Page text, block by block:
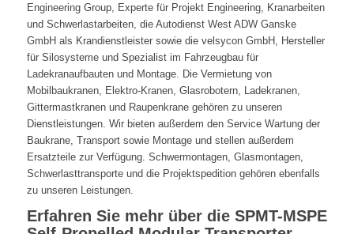
Engineering Group, Experte für Projekt Engineering, Kranarbeiten
und Schwerlastarbeiten, die Autodienst West ADW Ganske
GmbH als Krandienstleister sowie die velsycon GmbH, Hersteller
für Silosysteme und Spezialist im Fahrzeugbau für
Ladekranaufbauten und Montage. Die Vermietung von
Mobilbaukranen, Elektro-Kranen, Glasrobotern, Ladekranen,
Gittermastkranen und Raupenkrane gehören zu unseren
Dienstleistungen. Wir bieten außerdem den Service Wartung der
Baukrane, Transport sowie Montage und stellen außerdem
Ersatzteile zur Verfügung. Schwermontagen, Glasmontagen,
Schwerlasttransporte und die Projektspedition gehören ebenfalls
zu unseren Leistungen.
Erfahren Sie mehr über die SPMT-MSPE